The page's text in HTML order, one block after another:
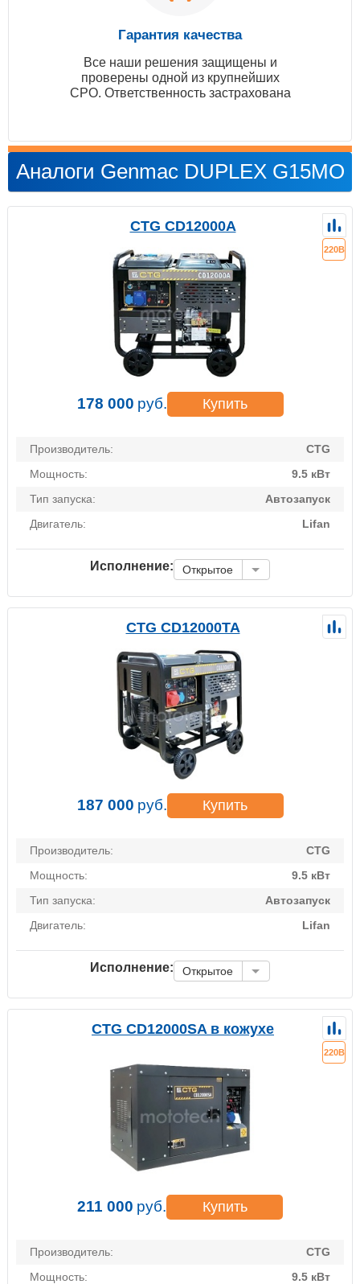
Гарантия качества
Все наши решения защищены и
проверены одной из крупнейших
СРО. Ответственность застрахована
Аналоги Genmac DUPLEX G15MO
CTG CD12000A
220В
178 000 руб. Купить
Производитель:
CTG
Мощность:
9.5 кВт
Тип запуска:
Автозапуск
Двигатель:
Lifan
Исполнение: Открытое
CTG CD12000TA
187 000 руб. Купить
Производитель:
CTG
Мощность:
9.5 кВт
Тип запуска:
Автозапуск
Двигатель:
Lifan
Исполнение: Открытое
CTG CD12000SA в кожухе
220В
211 000 руб. Купить
Производитель:
CTG
Мощность:
9.5 кВт